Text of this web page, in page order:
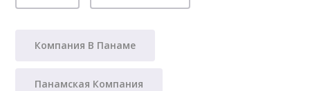
Компания В Панаме
Панамская Компания